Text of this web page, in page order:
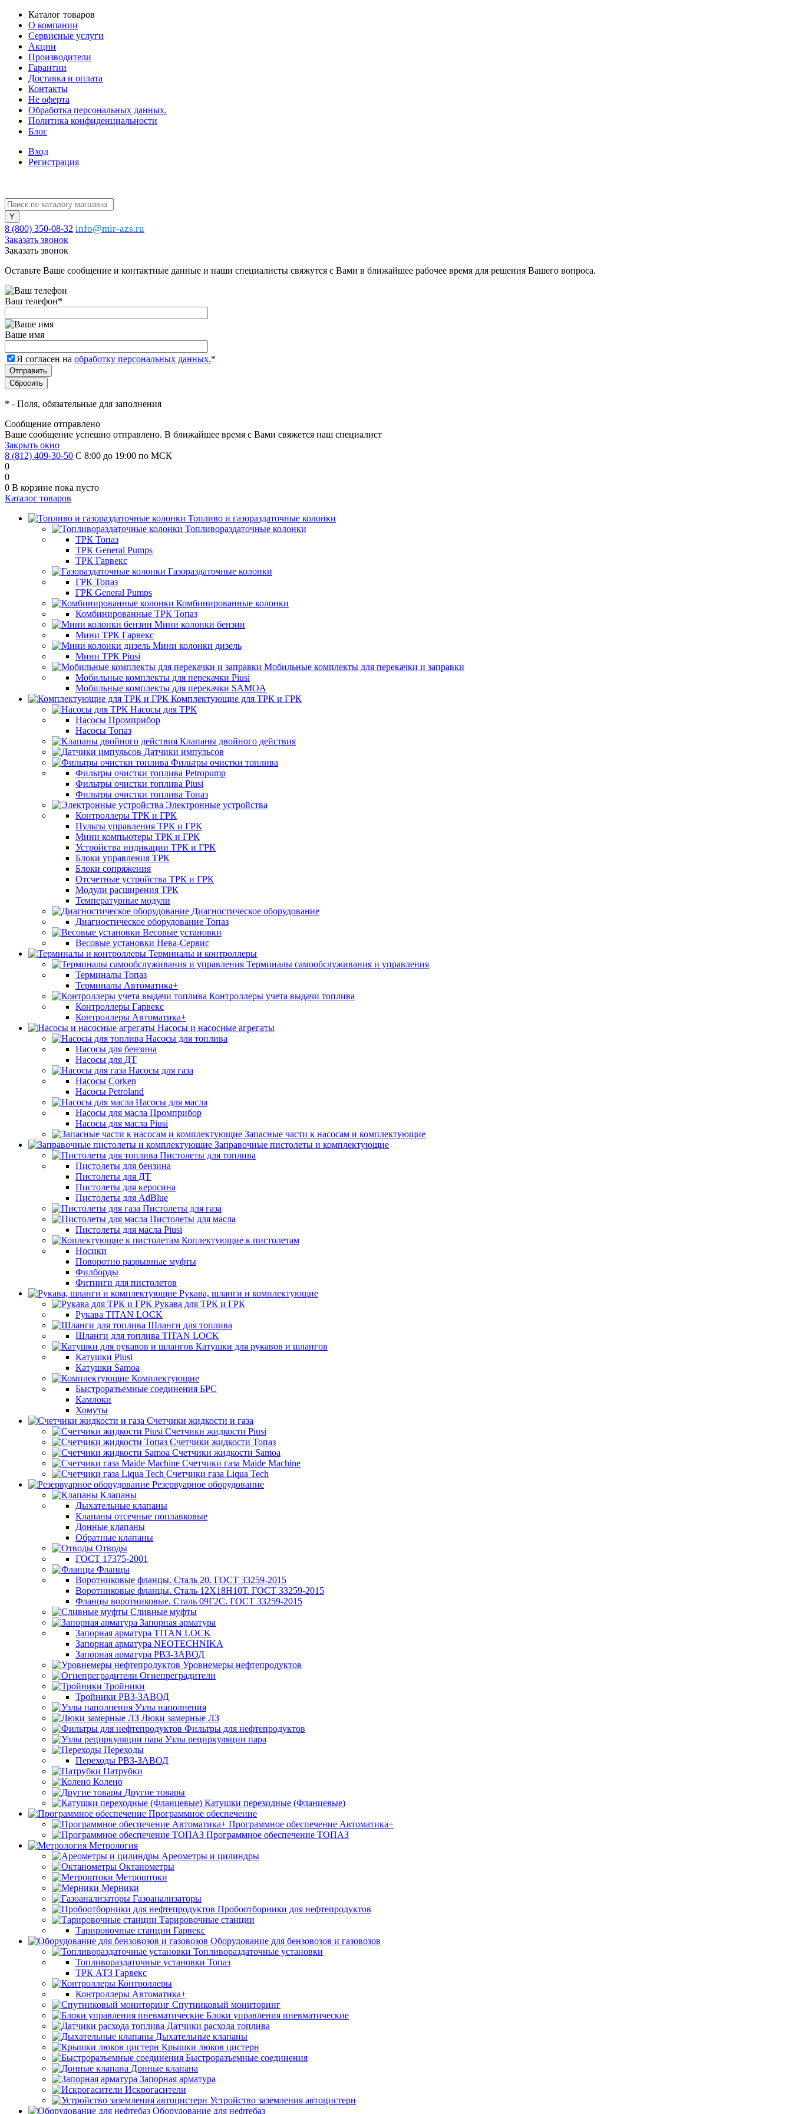
Каталог товаров
О компании
Сервисные услуги
Акции
Производители
Гарантии
Доставка и оплата
Контакты
Не оферта
Обработка персональных данных.
Политика конфиденциальности
Блог
Вход
Регистрация
8 (800) 350-08-32 info@mir-azs.ru
Заказать звонок
Заказать звонок
Оставьте Ваше сообщение и контактные данные и наши специалисты свяжутся с Вами в ближайшее рабочее время для решения Вашего вопроса.
Ваш телефон*
Ваше имя
Я согласен на обработку персональных данных.*
* - Поля, обязательные для заполнения
Сообщение отправлено
Ваше сообщение успешно отправлено. В ближайшее время с Вами свяжется наш специалист
Закрыть окно
8 (812) 409-30-50 С 8:00 до 19:00 по МСК
0
0
0 В корзине пока пусто
Каталог товаров
Топливо и газораздаточные колонки
Топливораздаточные колонки
ТРК Топаз
ТРК General Pumps
ТРК Гарвекс
Газораздаточные колонки
ГРК Топаз
ГРК General Pumps
Комбинированные колонки
Комбинированные ТРК Топаз
Мини колонки бензин
Мини ТРК Гарвекс
Мини колонки дизель
Мини ТРК Piusi
Мобильные комплекты для перекачки и заправки
Мобильные комплекты для перекачки Piusi
Мобильные комплекты для перекачки SAMOA
Комплектующие для ТРК и ГРК
Насосы для ТРК
Насосы Промприбор
Насосы Топаз
Клапаны двойного действия
Датчики импульсов
Фильтры очистки топлива
Фильтры очистки топлива Petropump
Фильтры очистки топлива Piusi
Фильтры очистки топлива Топаз
Электронные устройства
Контроллеры ТРК и ГРК
Пульты управления ТРК и ГРК
Мини компьютеры ТРК и ГРК
Устройства индикации ТРК и ГРК
Блоки управления ТРК
Блоки сопряжения
Отсчетные устройства ТРК и ГРК
Модули расширения ТРК
Температурные модули
Диагностическое оборудование
Диагностическое оборудование Топаз
Весовые установки
Весовые установки Нева-Сервис
Терминалы и контроллеры
Терминалы самообслуживания и управления
Терминалы Топаз
Терминалы Автоматика+
Контроллеры учета выдачи топлива
Контроллеры Гарвекс
Контроллеры Автоматика+
Насосы и насосные агрегаты
Насосы для топлива
Насосы для бензина
Насосы для ДТ
Насосы для газа
Насосы Corken
Насосы Petroland
Насосы для масла
Насосы для масла Промприбор
Насосы для масла Piusi
Запасные части к насосам и комплектующие
Заправочные пистолеты и комплектующие
Пистолеты для топлива
Пистолеты для бензина
Пистолеты для ДТ
Пистолеты для керосина
Пистолеты для AdBlue
Пистолеты для газа
Пистолеты для масла
Пистолеты для масла Piusi
Коплектующие к пистолетам
Носики
Поворотно разрывные муфты
Филборды
Фитинги для пистолетов
Рукава, шланги и комплектующие
Рукава для ТРК и ГРК
Рукава TITAN LOCK
Шланги для топлива
Шланги для топлива TITAN LOCK
Катушки для рукавов и шлангов
Катушки Piusi
Катушки Samoa
Комплектующие
Быстроразъемные соединения БРС
Камлоки
Хомуты
Счетчики жидкости и газа
Счетчики жидкости Piusi
Счетчики жидкости Топаз
Счетчики жидкости Samoa
Счетчики газа Maide Machine
Счетчики газа Liqua Tech
Резервуарное оборудование
Клапаны
Дыхательные клапаны
Клапаны отсечные поплавковые
Донные клапаны
Обратные клапаны
Отводы
ГОСТ 17375-2001
Фланцы
Воротниковые фланцы. Сталь 20. ГОСТ 33259-2015
Воротниковые фланцы. Сталь 12Х18Н10Т. ГОСТ 33259-2015
Фланцы воротниковые. Сталь 09Г2С. ГОСТ 33259-2015
Сливные муфты
Запорная арматура
Запорная арматура TITAN LOCK
Запорная арматура NEOTECHNIKA
Запорная арматура РВЗ-ЗАВОД
Уровнемеры нефтепродуктов
Огнепреградители
Тройники
Тройники РВЗ-ЗАВОД
Узлы наполнения
Люки замерные ЛЗ
Фильтры для нефтепродуктов
Узлы рециркуляции пара
Переходы
Переходы РВЗ-ЗАВОД
Патрубки
Колено
Другие товары
Катушки переходные (Фланцевые)
Программное обеспечение
Программное обеспечение Автоматика+
Программное обеспечение ТОПАЗ
Метрология
Ареометры и цилиндры
Октанометры
Метроштоки
Мерники
Газоанализаторы
Пробоотборники для нефтепродуктов
Тарировочные станции
Тарировочные станции Гарвекс
Оборудование для бензовозов и газовозов
Топливораздаточные установки
Топливораздаточные установки Топаз
ТРК АТЗ Гарвекс
Контроллеры
Контроллеры Автоматика+
Спутниковый мониторинг
Блоки управления пневматические
Датчики расхода топлива
Дыхательные клапаны
Крышки люков цистерн
Быстроразъемные соединения
Донные клапана
Запорная арматура
Искрогасители
Устройство заземления автоцистерн
Оборудование для нефтебаз